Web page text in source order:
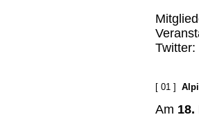
Twitter:
[ 01 ]
Am 18.